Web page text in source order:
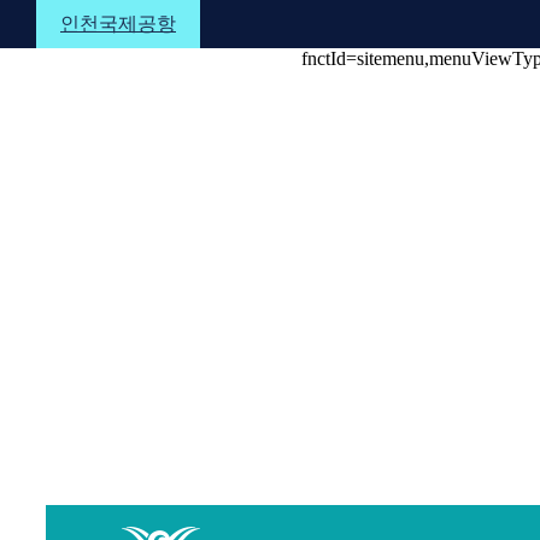
본문 바로가기 메뉴 바로가기
인천국제공항